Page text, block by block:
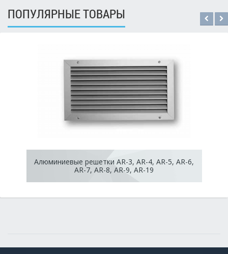
ПОПУЛЯРНЫЕ ТОВАРЫ
Алюминиевые решетки AR-3, AR-4, AR-5, AR-6,
AR-7, AR-8, AR-9, AR-19